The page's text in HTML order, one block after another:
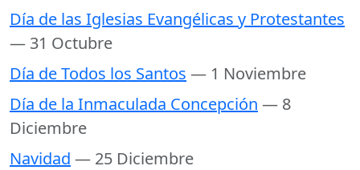
Día de las Iglesias Evangélicas y Protestantes
— 31 Octubre
Día de Todos los Santos — 1 Noviembre
Día de la Inmaculada Concepción — 8
Diciembre
Navidad — 25 Diciembre